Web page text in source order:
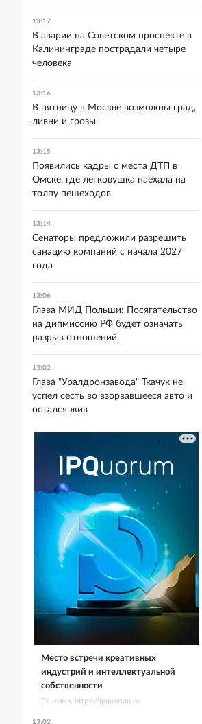
13:17
В аварии на Советском проспекте в
Калининграде пострадали четыре
человека
13:16
В пятницу в Москве возможны град,
ливни и грозы
13:15
Появились кадры с места ДТП в
Омске, где легковушка наехала на
толпу пешеходов
13:14
Сенаторы предложили разрешить
санацию компаний с начала 2027
года
13:06
Глава МИД Польши: Посягательство
на дипмиссию РФ будет означать
разрыв отношений
13:02
Глава "Уралдронзавода" Ткачук не
успел сесть во взорвавшееся авто и
остался жив
Место встречи креативных
индустрий и интеллектуальной
собственности
Реклама. https://ipquorum.ru
13:02